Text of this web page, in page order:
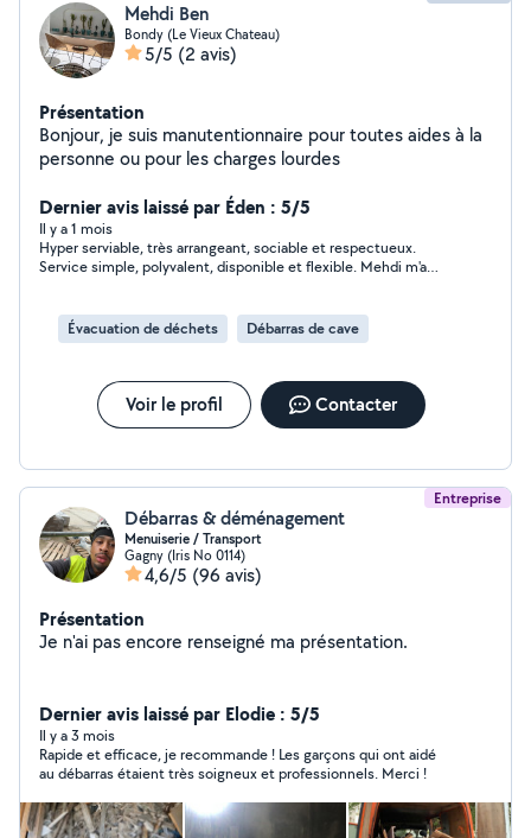
Mehdi Ben
Bondy (Le Vieux Chateau)
5/5 (2 avis)
Présentation
Bonjour, je suis manutentionnaire pour toutes aides à la
personne ou pour les charges lourdes
Dernier avis laissé par Éden : 5/5
Il y a 1 mois
Hyper serviable, très arrangeant, sociable et respectueux.
Service simple, polyvalent, disponible et flexible. Mehdi m'a
Évacuation de déchets
Débarras de cave
Voir le profil Contacter
Entreprise
Débarras & déménagement
Menuiserie / Transport
Gagny (Iris No 0114)
4,6/5 (96 avis)
Présentation
Je n'ai pas encore renseigné ma présentation.
Dernier avis laissé par Elodie : 5/5
Il y a 3 mois
Rapide et efficace, je recommande ! Les garçons qui ont aidé
au débarras étaient très soigneux et professionnels. Merci !